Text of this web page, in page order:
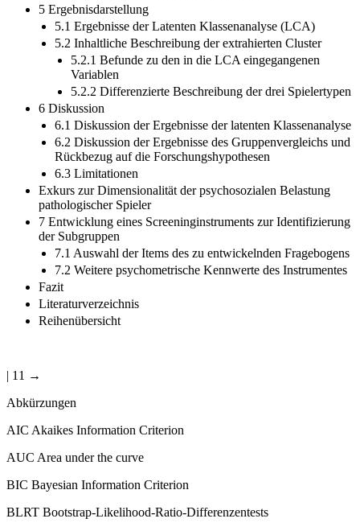
5 Ergebnisdarstellung
5.1 Ergebnisse der Latenten Klassenanalyse (LCA)
5.2 Inhaltliche Beschreibung der extrahierten Cluster
5.2.1 Befunde zu den in die LCA eingegangenen
Variablen
5.2.2 Differenzierte Beschreibung der drei Spielertypen
6 Diskussion
6.1 Diskussion der Ergebnisse der latenten Klassenanalyse
6.2 Diskussion der Ergebnisse des Gruppenvergleichs und
Rückbezug auf die Forschungshypothesen
6.3 Limitationen
Exkurs zur Dimensionalität der psychosozialen Belastung
pathologischer Spieler
7 Entwicklung eines Screeninginstruments zur Identifizierung
der Subgruppen
7.1 Auswahl der Items des zu entwickelnden Fragebogens
7.2 Weitere psychometrische Kennwerte des Instrumentes
Fazit
Literaturverzeichnis
Reihenübersicht
| 11 →
Abkürzungen
AIC Akaikes Information Criterion
AUC Area under the curve
BIC Bayesian Information Criterion
BLRT Bootstrap-Likelihood-Ratio-Differenzentests